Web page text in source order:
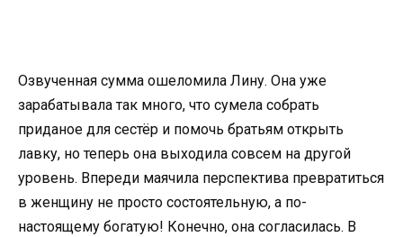
Озвученная сумма ошеломила Лину. Она уже
зарабатывала так много, что сумела собрать
приданое для сестёр и помочь братьям открыть
лавку, но теперь она выходила совсем на другой
уровень. Впереди маячила перспектива превратиться
в женщину не просто состоятельную, а по-
настоящему богатую! Конечно, она согласилась. В